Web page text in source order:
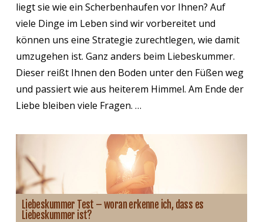
liegt sie wie ein Scherbenhaufen vor Ihnen? Auf
viele Dinge im Leben sind wir vorbereitet und
können uns eine Strategie zurechtlegen, wie damit
umzugehen ist. Ganz anders beim Liebeskummer.
Dieser reißt Ihnen den Boden unter den Füßen weg
und passiert wie aus heiterem Himmel. Am Ende der
Liebe bleiben viele Fragen. …
Liebeskummer Test – woran erkenne ich, dass es
Liebeskummer ist?